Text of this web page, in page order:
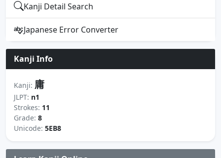
Kanji Detail Search
Japanese Error Converter
Kanji Info
Kanji: 庸
JLPT: n1
Strokes: 11
Grade: 8
Unicode: 5EB8